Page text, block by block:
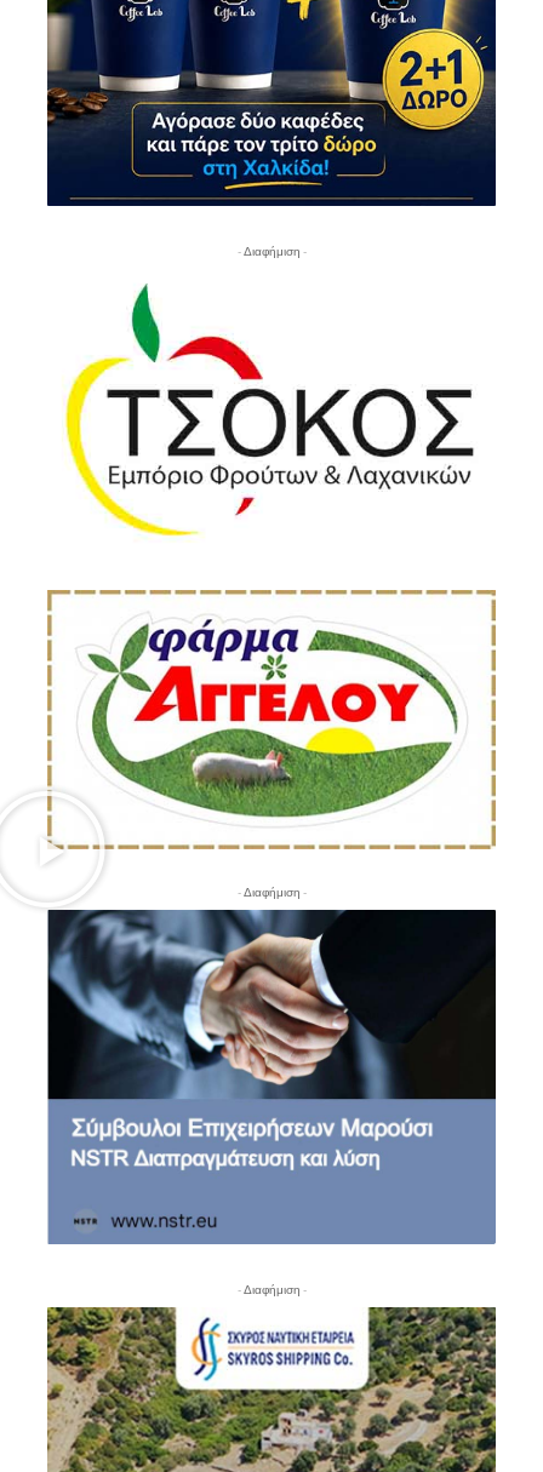
- Διαφήμιση -
- Διαφήμιση -
- Διαφήμιση -